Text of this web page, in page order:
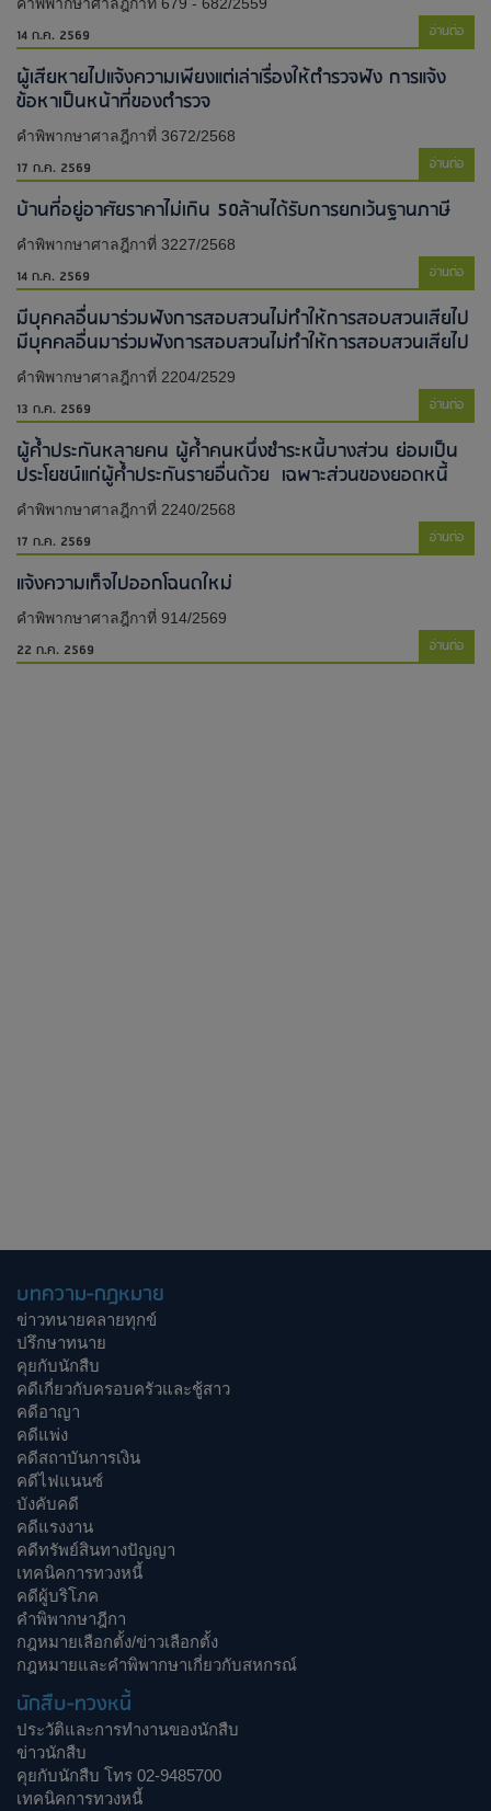
14 ก.ค. 2569 อ่านต่อ
ผู้เสียหายไปแจ้งความเพียงแต่เล่าเรื่องให้ตำรวจฟัง การแจ้ง
ข้อหาเป็นหน้าที่ของตำรวจ
คำพิพากษาศาลฎีกาที่ 3672/2568
17 ก.ค. 2569 อ่านต่อ
บ้านที่อยู่อาศัยราคาไม่เกิน 50ล้านได้รับการยกเว้นฐานภาษี
คำพิพากษาศาลฎีกาที่ 3227/2568
14 ก.ค. 2569 อ่านต่อ
มีบุคคลอื่นมาร่วมฟังการสอบสวนไม่ทำให้การสอบสวนเสียไป​
มีบุคคลอื่นมาร่วมฟังการสอบสวนไม่ทำให้การสอบสวนเสียไป​
คำพิพากษาศาลฎีกาที่ 2204/2529
13 ก.ค. 2569 อ่านต่อ
ผู้ค้ำประกันหลายคน ผู้ค้ำคนหนึ่งชำระหนี้บางส่วน ย่อมเป็น
ประโยชน์แก่ผู้ค้ำประกันรายอื่นด้วย เฉพาะส่วนของยอดหนี้
คำพิพากษาศาลฎีกาที่ 2240/2568
17 ก.ค. 2569 อ่านต่อ
แจ้งความเท็จไปออกโฉนดใหม่​
คำพิพากษาศาลฎีกาที่ 914/2569
22 ก.ค. 2569 อ่านต่อ
บทความ-กฎหมาย
ข่าวทนายคลายทุกข์
ปรึกษาทนาย
คุยกับนักสืบ
คดีเกี่ยวกับครอบครัวและชู้สาว
คดีอาญา
คดีแพ่ง
คดีสถาบันการเงิน
คดีไฟแนนซ์
บังคับคดี
คดีแรงงาน
คดีทรัพย์สินทางปัญญา
เทคนิคการทวงหนี้
คดีผู้บริโภค
คำพิพากษาฎีกา
กฎหมายเลือกตั้ง/ข่าวเลือกตั้ง
กฎหมายและคำพิพากษาเกี่ยวกับสหกรณ์
นักสืบ-ทวงหนี้
ประวัติและการทำงานของนักสืบ
ข่าวนักสืบ
คุยกับนักสืบ โทร 02-9485700
เทคนิคการทวงหนี้